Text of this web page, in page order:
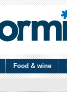
Food & wine